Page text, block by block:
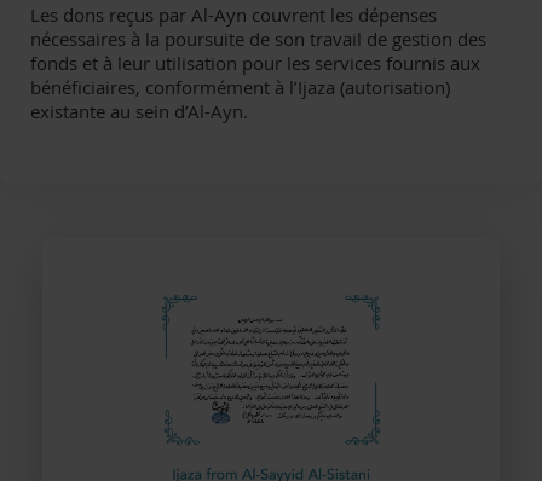
Les dons reçus par Al-Ayn couvrent les dépenses
nécessaires à la poursuite de son travail de gestion des
fonds et à leur utilisation pour les services fournis aux
bénéficiaires, conformément à l’Ijaza (autorisation)
existante au sein d’Al-Ayn.